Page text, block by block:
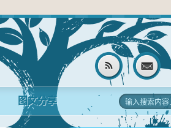
图文分享